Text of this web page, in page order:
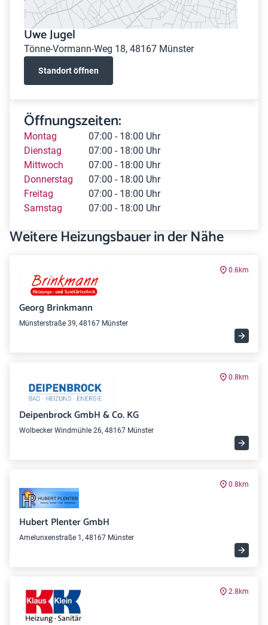
Uwe Jugel
Tönne-Vormann-Weg 18, 48167 Münster
Standort öffnen
Öffnungszeiten:
Montag
07:00 - 18:00 Uhr
Dienstag
07:00 - 18:00 Uhr
Mittwoch
07:00 - 18:00 Uhr
Donnerstag
07:00 - 18:00 Uhr
Freitag
07:00 - 18:00 Uhr
Samstag
07:00 - 18:00 Uhr
Weitere Heizungsbauer in der Nähe
0.6km
Georg Brinkmann
Münsterstraße 39, 48167 Münster
0.8km
Deipenbrock GmbH & Co. KG
Wolbecker Windmühle 26, 48167 Münster
0.8km
Hubert Plenter GmbH
Amelunxenstraße 1, 48167 Münster
2.8km